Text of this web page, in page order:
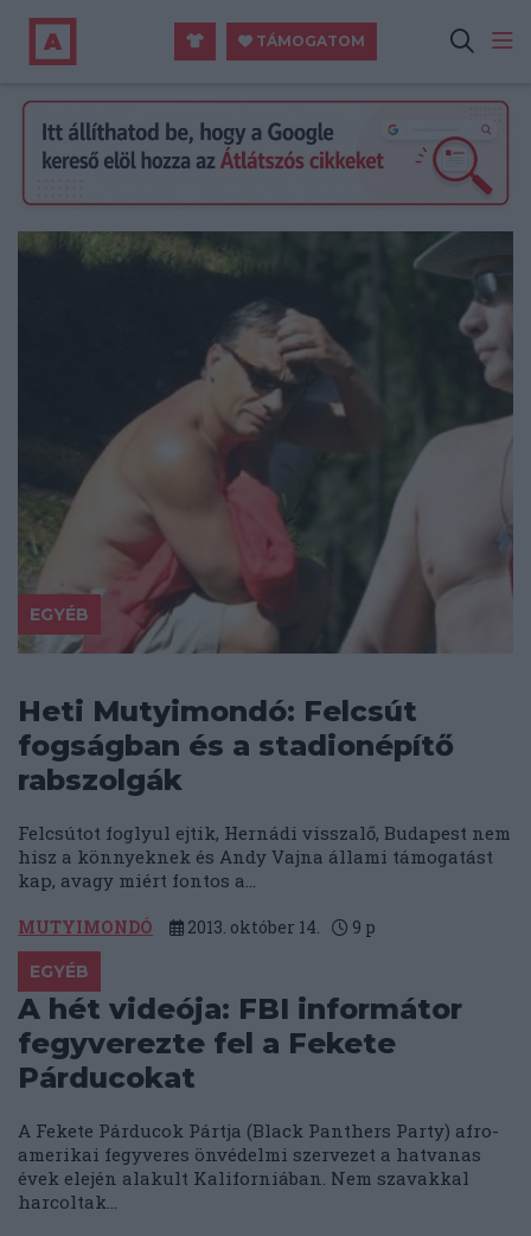
TÁMOGATOM
EGYÉB
Heti Mutyimondó: Felcsút
fogságban és a stadionépítő
rabszolgák
Felcsútot foglyul ejtik, Hernádi visszalő, Budapest nem
hisz a könnyeknek és Andy Vajna állami támogatást
kap, avagy miért fontos a...
MUTYIMONDÓ 2013. október 14. 9 p
EGYÉB
A hét videója: FBI informátor
fegyverezte fel a Fekete
Párducokat
A Fekete Párducok Pártja (Black Panthers Party) afro-
amerikai fegyveres önvédelmi szervezet a hatvanas
évek elején alakult Kaliforniában. Nem szavakkal
harcoltak...